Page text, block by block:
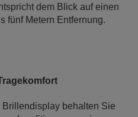
dem Blick auf einen
fünf Metern Entfernung.
behalten Sie